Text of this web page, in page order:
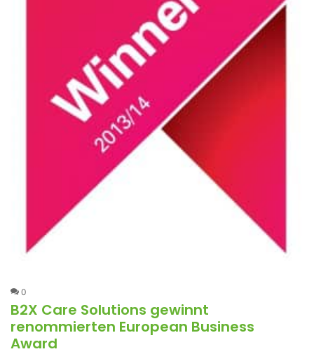
0
B2X Care Solutions gewinnt
renommierten European Business
Award